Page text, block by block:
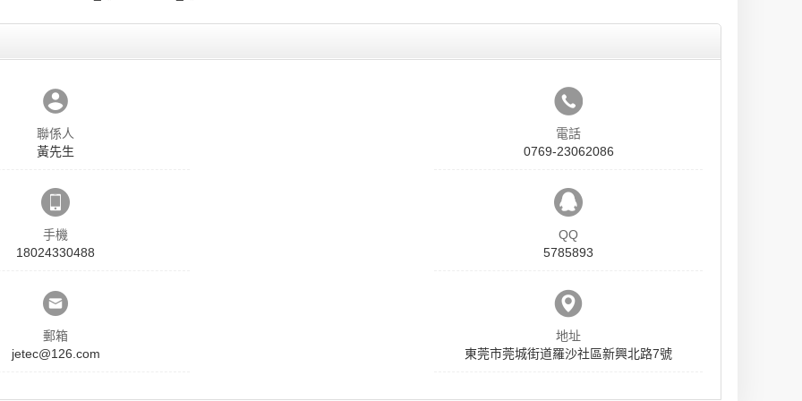
聯係人
黃先生
電話
0769-23062086
手機
18024330488
QQ
5785893
郵箱
jetec@126.com
地址
東莞市莞城街道羅沙社區新興北路7號